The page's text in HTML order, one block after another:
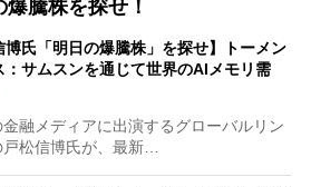
騰株を探せ！
博氏「明日の爆騰株」を探せ】トーメン
：サムスンを通じて世界のAIメモリ需
融メディアに出演するグローバルリン
松信博氏が、最新…